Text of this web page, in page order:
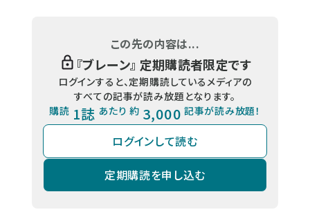
この先の内容は...
『ブレーン』 定期購読者限定です
ログインすると、定期購読しているメディアの
すべての記事が読み放題となります。
購読 1誌 あたり 約 3,000 記事が読み放題！
ログインして読む
定期購読を申し込む